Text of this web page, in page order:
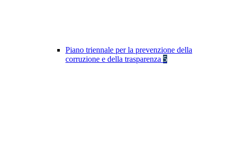
Piano triennale per la prevenzione della
corruzione e della trasparenza 5